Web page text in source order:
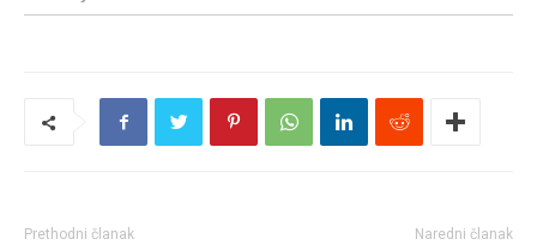
Prethodni članak Naredni članak